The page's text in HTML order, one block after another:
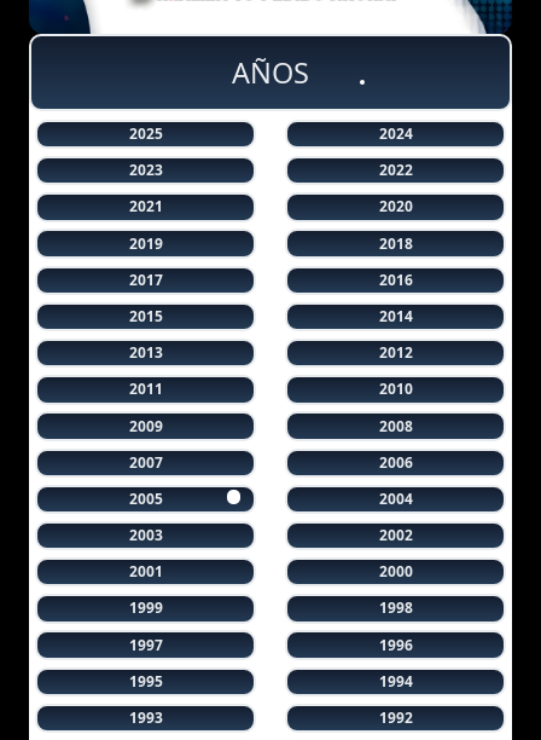
AÑOS
2025
2024
2023
2022
2021
2020
2019
2018
2017
2016
2015
2014
2013
2012
2011
2010
2009
2008
2007
2006
2005
2004
2003
2002
2001
2000
1999
1998
1997
1996
1995
1994
1993
1992